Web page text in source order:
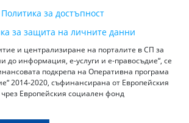
Политика за достъпност
за защита на личните данни
и централизиране на порталите в СП за
до информация, е-услуги и е-правосъдие“, се
подкрепа на Оперативна програма
2014-2020, съфинансирана от Европейския
Европейския социален фонд